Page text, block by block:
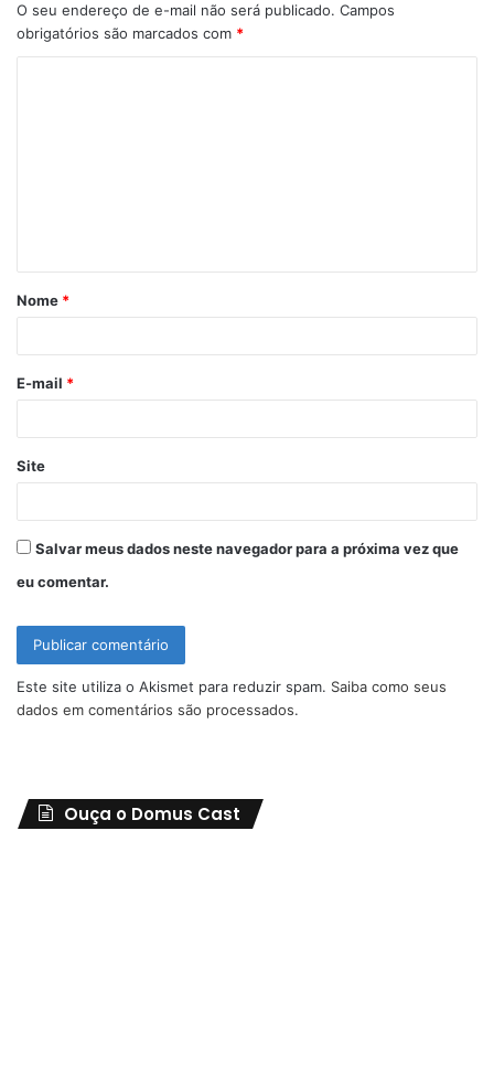
O seu endereço de e-mail não será publicado. Campos
obrigatórios são marcados com *
á
r
*
Nome *
E-mail *
Site
Salvar meus dados neste navegador para a próxima vez que
eu comentar.
Este site utiliza o Akismet para reduzir spam. Saiba como seus
dados em comentários são processados.
Ouça o Domus Cast